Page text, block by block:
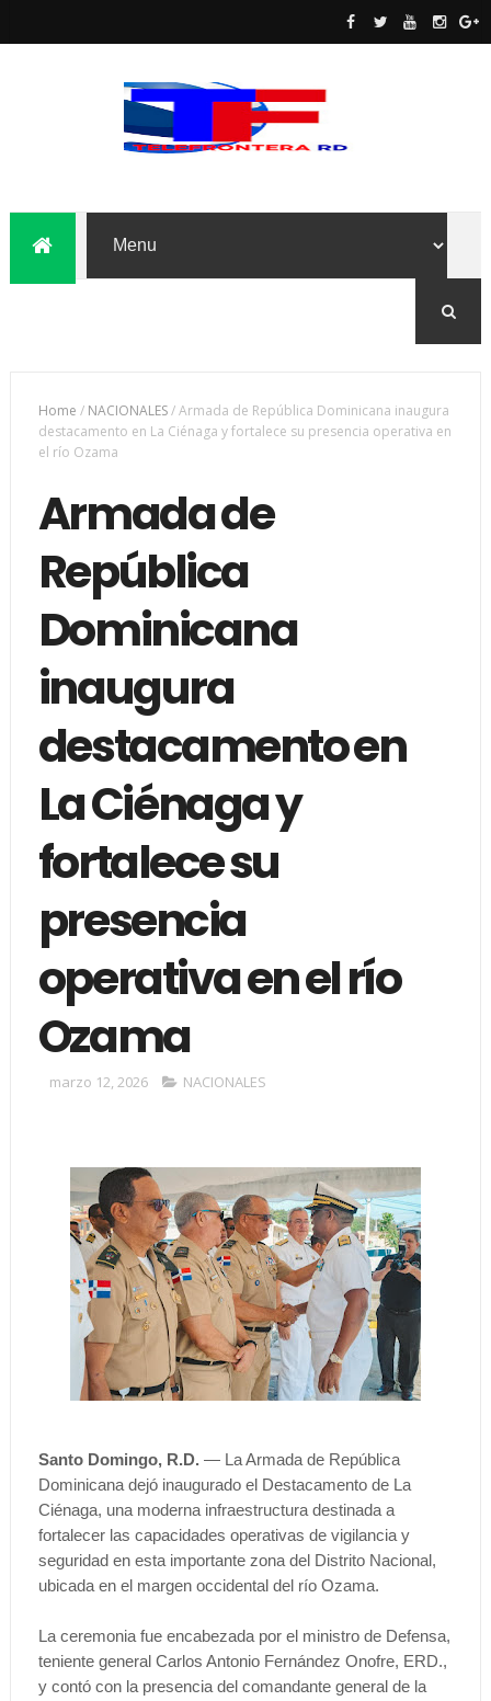
Home / NACIONALES/Armada de República Dominicana inaugura
destacamento en La Ciénaga y fortalece su presencia operativa en
el río Ozama
Armada de
República
Dominicana
inaugura
destacamento en
La Ciénaga y
fortalece su
presencia
operativa en el río
Ozama
marzo 12, 2026 NACIONALES
Santo Domingo, R.D. — La Armada de República
Dominicana dejó inaugurado el Destacamento de La
Ciénaga, una moderna infraestructura destinada a
fortalecer las capacidades operativas de vigilancia y
seguridad en esta importante zona del Distrito Nacional,
ubicada en el margen occidental del río Ozama.
La ceremonia fue encabezada por el ministro de Defensa,
teniente general Carlos Antonio Fernández Onofre, ERD.,
y contó con la presencia del comandante general de la